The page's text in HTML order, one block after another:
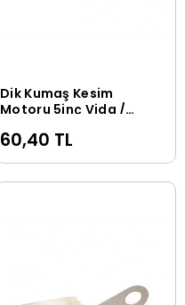
Sepete Ekle
Dik Kumaş Kesim
Motoru 5inç Vida /
60,40 TL